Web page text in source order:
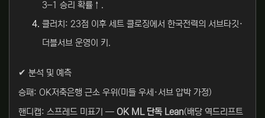
3–1 승리 확률↑.
클러치: 23점 이후 세트 클로징에서 한국전력의 서브타깃·
더블서브 운영이 키.
✔ 분석 및 예측
승패: OK저축은행 근소 우위(미들 우세·서브 압박 가정)
핸디캡: 스프레드 미표기 — OK ML 단독 Lean(배당 역드리프트